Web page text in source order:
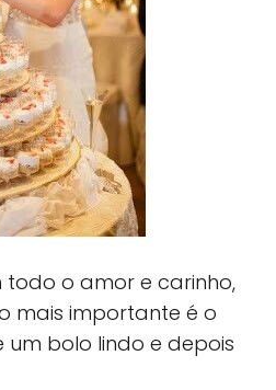
todo o amor e carinho,
mais importante é o
bolo lindo e depois